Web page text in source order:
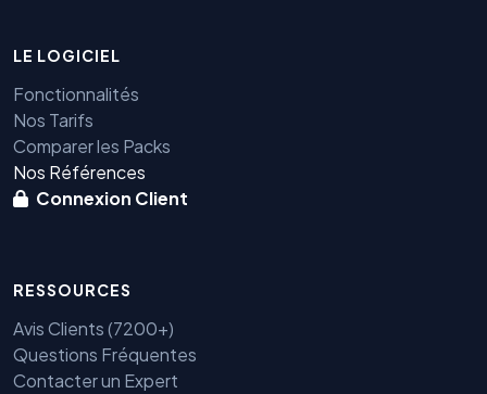
LE LOGICIEL
Fonctionnalités
Nos Tarifs
Comparer les Packs
Nos Références
Connexion Client
RESSOURCES
Avis Clients (7200+)
Questions Fréquentes
Contacter un Expert